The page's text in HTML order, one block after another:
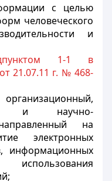
с целью
человеческого
и
1-1 в
21.07.11 г. № 468-
и научно-
на
электронных
информационных